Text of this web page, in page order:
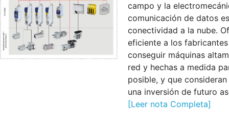
campo y la
comunicación de datos
conectividad a la nube.
eficiente a los
conseguir máquinas
red y hechas a medida
posible, y que
una inversión de futuro
[Leer nota Completa]